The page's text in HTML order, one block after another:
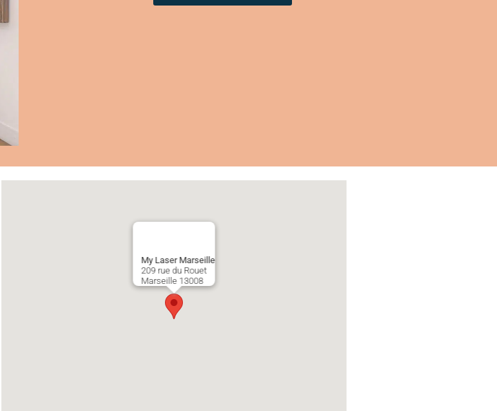
My Laser Marseille
209 rue du Rouet
Marseille 13008